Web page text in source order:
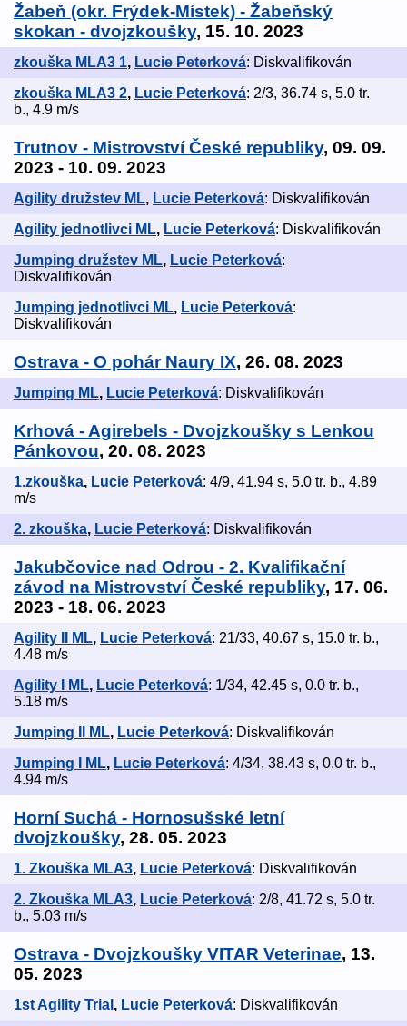
Žabeň (okr. Frýdek-Místek) - Žabeňský
skokan - dvojzkoušky, 15. 10. 2023
zkouška MLA3 1, Lucie Peterková: Diskvalifikován
zkouška MLA3 2, Lucie Peterková: 2/3, 36.74 s, 5.0 tr.
b., 4.9 m/s
Trutnov - Mistrovství České republiky, 09. 09.
2023 - 10. 09. 2023
Agility družstev ML, Lucie Peterková: Diskvalifikován
Agility jednotlivci ML, Lucie Peterková: Diskvalifikován
Jumping družstev ML, Lucie Peterková:
Diskvalifikován
Jumping jednotlivci ML, Lucie Peterková:
Diskvalifikován
Ostrava - O pohár Naury IX, 26. 08. 2023
Jumping ML, Lucie Peterková: Diskvalifikován
Krhová - Agirebels - Dvojzkoušky s Lenkou
Pánkovou, 20. 08. 2023
1.zkouška, Lucie Peterková: 4/9, 41.94 s, 5.0 tr. b., 4.89
m/s
2. zkouška, Lucie Peterková: Diskvalifikován
Jakubčovice nad Odrou - 2. Kvalifikační
závod na Mistrovství České republiky, 17. 06.
2023 - 18. 06. 2023
Agility II ML, Lucie Peterková: 21/33, 40.67 s, 15.0 tr. b.,
4.48 m/s
Agility I ML, Lucie Peterková: 1/34, 42.45 s, 0.0 tr. b.,
5.18 m/s
Jumping II ML, Lucie Peterková: Diskvalifikován
Jumping I ML, Lucie Peterková: 4/34, 38.43 s, 0.0 tr. b.,
4.94 m/s
Horní Suchá - Hornosušské letní
dvojzkoušky, 28. 05. 2023
1. Zkouška MLA3, Lucie Peterková: Diskvalifikován
2. Zkouška MLA3, Lucie Peterková: 2/8, 41.72 s, 5.0 tr.
b., 5.03 m/s
Ostrava - Dvojzkoušky VITAR Veterinae, 13.
05. 2023
1st Agility Trial , Lucie Peterková: Diskvalifikován